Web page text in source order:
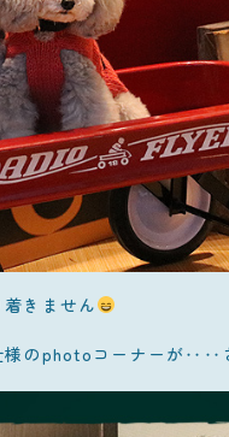
きません
様のphotoコーナーが‥‥